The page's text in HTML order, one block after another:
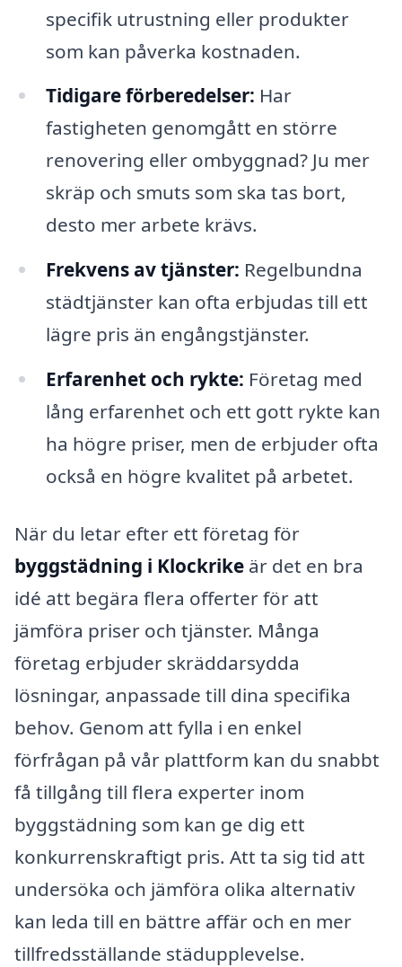
specifik utrustning eller produkter
som kan påverka kostnaden.
Tidigare förberedelser: Har
fastigheten genomgått en större
renovering eller ombyggnad? Ju mer
skräp och smuts som ska tas bort,
desto mer arbete krävs.
Frekvens av tjänster: Regelbundna
städtjänster kan ofta erbjudas till ett
lägre pris än engångstjänster.
Erfarenhet och rykte: Företag med
lång erfarenhet och ett gott rykte kan
ha högre priser, men de erbjuder ofta
också en högre kvalitet på arbetet.
När du letar efter ett företag för
byggstädning i Klockrike är det en bra
idé att begära flera offerter för att
jämföra priser och tjänster. Många
företag erbjuder skräddarsydda
lösningar, anpassade till dina specifika
behov. Genom att fylla i en enkel
förfrågan på vår plattform kan du snabbt
få tillgång till flera experter inom
byggstädning som kan ge dig ett
konkurrenskraftigt pris. Att ta sig tid att
undersöka och jämföra olika alternativ
kan leda till en bättre affär och en mer
tillfredsställande städupplevelse.